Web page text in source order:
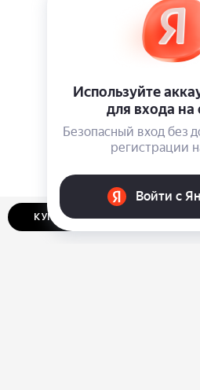
КУПИТЬ В ОДИН КЛИК